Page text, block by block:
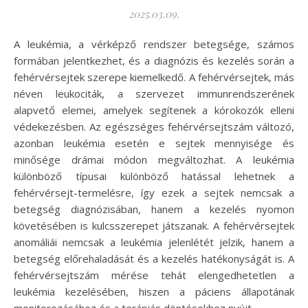
2025.03.09.
A leukémia, a vérképző rendszer betegsége, számos
formában jelentkezhet, és a diagnózis és kezelés során a
fehérvérsejtek szerepe kiemelkedő. A fehérvérsejtek, más
néven leukociták, a szervezet immunrendszerének
alapvető elemei, amelyek segítenek a kórokozók elleni
védekezésben. Az egészséges fehérvérsejtszám változó,
azonban leukémia esetén e sejtek mennyisége és
minősége drámai módon megváltozhat. A leukémia
különböző típusai különböző hatással lehetnek a
fehérvérsejt-termelésre, így ezek a sejtek nemcsak a
betegség diagnózisában, hanem a kezelés nyomon
követésében is kulcsszerepet játszanak. A fehérvérsejtek
anomáliái nemcsak a leukémia jelenlétét jelzik, hanem a
betegség előrehaladását és a kezelés hatékonyságát is. A
fehérvérsejtszám mérése tehát elengedhetetlen a
leukémia kezelésében, hiszen a páciens állapotának